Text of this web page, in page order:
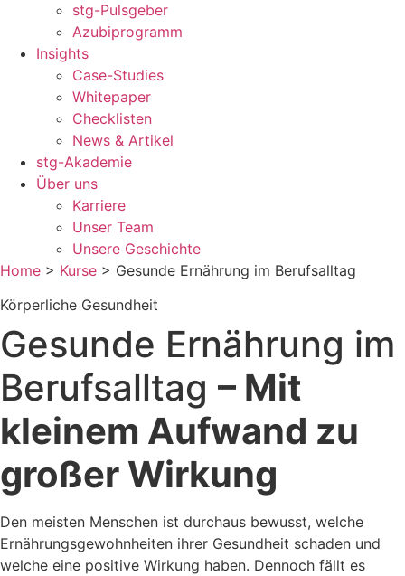
stg-Pulsgeber
Azubiprogramm
Insights
Case-Studies
Whitepaper
Checklisten
News & Artikel
stg-Akademie
Über uns
Karriere
Unser Team
Unsere Geschichte
Home > Kurse > Gesunde Ernährung im Berufsalltag
Körperliche Gesundheit
Gesunde Ernährung im
Berufsalltag – Mit
kleinem Aufwand zu
großer Wirkung
Den meisten Menschen ist durchaus bewusst, welche
Ernährungsgewohnheiten ihrer Gesundheit schaden und
welche eine positive Wirkung haben. Dennoch fällt es